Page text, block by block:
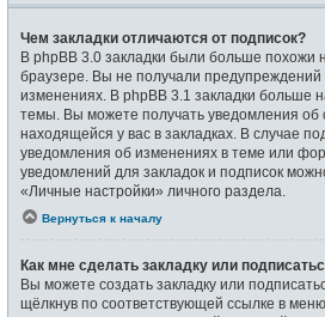
Чем закладки отличаются от подписок?
В phpBB 3.0 закладки были больше похожи
браузере. Вы не получали
изменениях. В phpBB 3.1 закладки больше
темы. Вы можете получать уведомления об
находящейся у вас в закладках. В случае
уведомления об изменениях в теме или
уведомлений для закладок и подписок
«Личные настройки» личного раздела.
Вернуться к началу
Как мне сделать закладку или
Вы можете создать закладку или
щёлкнув по соответствующей ссылке в